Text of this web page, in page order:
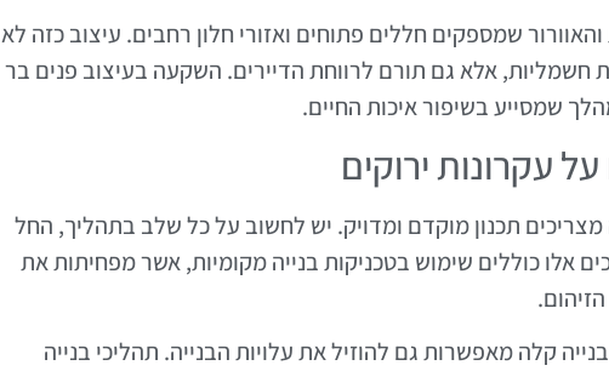
שמספקים חללים פתוחים ואזורי חלון רחבים. עיצוב כזה לא
אלא גם תורם לרווחת הדיירים. השקעה בעיצוב פנים בר
שמסייע בשיפור איכות החיים.
עקרונות ירוקים
מצריכים תכנון מוקדם ומדויק. יש לחשוב על כל שלב בתהליך, החל
אלו כוללים שימוש בטכניקות בנייה מקומיות, אשר מפחיתות את
קלה מאפשרות גם להוזיל את עלויות הבנייה. תהליכי בנייה